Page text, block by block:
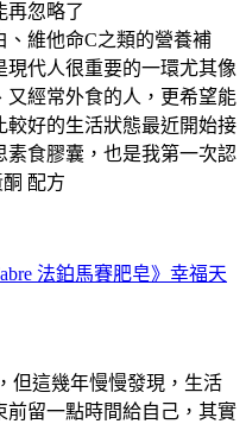
再忽略了
維他命C之類的營養補
代人很重要的一環尤其像
經常外食的人，更希望能
好的生活狀態最近開始接
食膠囊，也是我第一次認
配方
法鉑馬賽肥皂》幸福天
但這幾年慢慢發現，生活
前留一點時間給自己，其實